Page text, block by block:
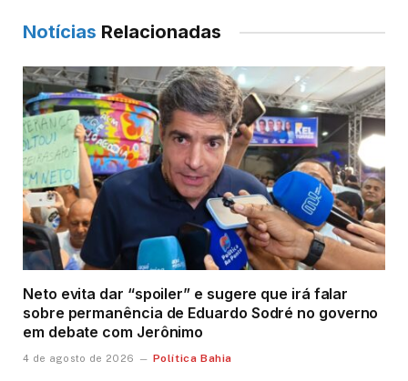
Notícias Relacionadas
Neto evita dar “spoiler” e sugere que irá falar
sobre permanência de Eduardo Sodré no governo
em debate com Jerônimo
4 de agosto de 2026 Política Bahia